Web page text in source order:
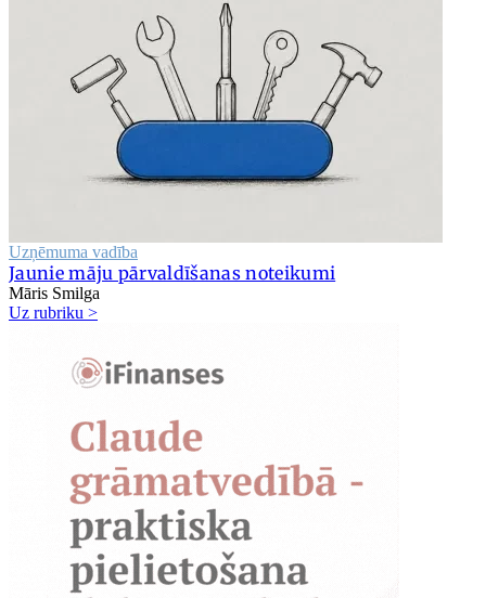
Uzņēmuma vadība
Jaunie māju pārvaldīšanas noteikumi
Māris Smilga
Uz rubriku >